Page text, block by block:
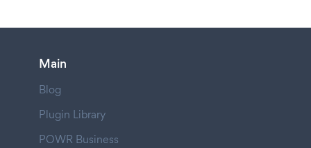
Main
Blog
Plugin Library
POWR Business